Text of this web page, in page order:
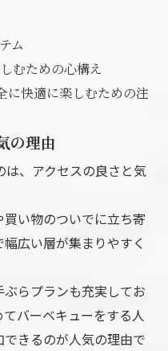
ム
むための心構え
に快適に楽しむための注
の理由
、アクセスの良さと気
い物のついでに立ち寄
広い層が集まりやすく
らプランも充実してお
バーベキューをする人
きるのが人気の理由で